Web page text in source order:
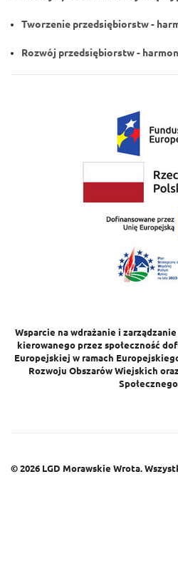
Tworzenie przedsiębiorstw -
Rozwój przedsiębiorstw -
Wsparcie na wdrażanie i
kierowanego przez społeczność
Europejskiej w ramach
Rozwoju Obszarów Wiejskich
© 2026 LGD Morawskie Wrota.